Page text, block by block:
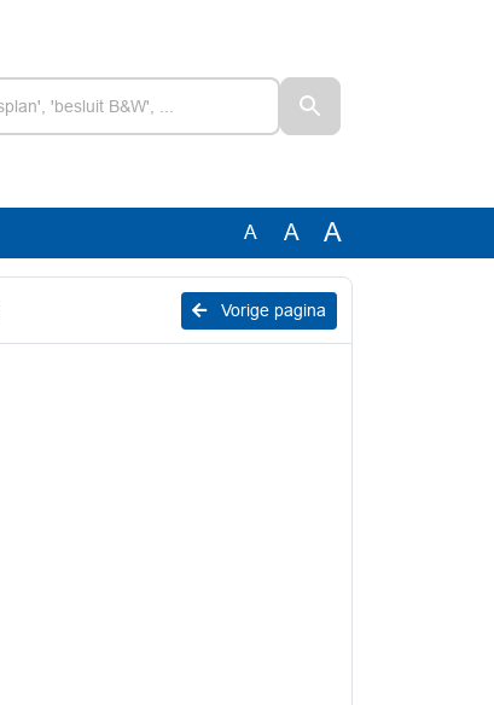
A A A
Vorige pagina